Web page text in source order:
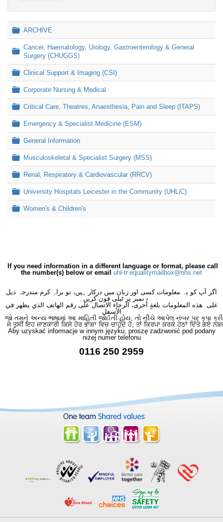
Folder
ARCHIVE
Folder
Cancer, Haematology, Urology, Gastroenterology & General
Surgery (CHUGGS)
Folder
Clinical Support & Imaging (CSI)
Folder
Corporate Nursing & Medical
Folder
Critical Care, Theatres, Anaesthesia, Pain and Sleep (ITAPS)
Folder
Emergency & Specialist Medicine (ESM)
Folder
General Information
Folder
Musculoskeletal & Specialist Surgery (MSS)
Folder
Renal, Respiratory & Cardiovascular (RRCV)
Folder
University Hospitals Leicester in the Community (UHLiC)
Folder
Women's & Children's
If you need information in a different language or format, please call
the number(s) below or email uhl-tr.equalitymailbox@nhs.net
اگر آپ کو یہ معلومات کسی اور زبان میں درکار ہیں، تو براہِ کرم مندرجہ ذیل
نمبر پر ٹیلی فون کریں۔
على هذه المعلومات بلغةٍ أُخرى، الرجاء الاتصال على رقم الهاتف الذي يظهر في
الأسفل
જો તમને અન્ય ભાષામાં આ માહિતી જોઈતી હોય, તો નીચે આપેલ નંબર પર કૃપા કરી
ਜੇ ਤੁਸੀਂ ਇਹ ਜਾਣਕਾਰੀ ਕਿਸੇ ਹੋਰ ਭਾਸ਼ਾ ਵਿਚ ਚਾਹੁੰਦੇ ਹੋ, ਤਾਂ ਕਿਰਪਾ ਕਰਕੇ ਹੇਠਾਂ ਦਿੱਤੇ ਗਏ
Aby uzyskać informacje w innym języku, proszę zadzwonić pod podany
niżej numer telefonu
0116 250 2959